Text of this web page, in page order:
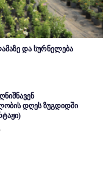
და სურნელება
დღეს ზუგდიდში